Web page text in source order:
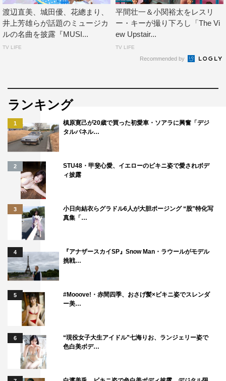
語った。
また今回、フレッシュなキャストが多いこともこの作品の
大きな魅力といえるだろう。それについて、ソニー役の阪
って（笑）」と。
「でも役柄も相まってか、皆さんには本当にかわいがって
いただいています。ただ東君に関しては僕の方が年上なん
目線を投げかけると、東が「そんなことないですよ！ 大
先輩です！」と即座にフォローするなど、微笑ましい関係
性を垣間見せた。
劇中、宝くじで大金が当たる展開が出てくることにちな
渡辺直美、城田優、花總まり、
井上芳雄らが話題のミュージカ
ルの名曲を披露『MUSI...
TV LIFE
平間壮一＆小関裕太をレスリ
ー・キーが撮り下ろし「The Vi
ew Upstair...
TV LIFE
Recommended by
ランキング
1
槙原寛己が20歳で買った初愛車・ソアラに興奮「デジ
タルパネル…
2
STU48・甲斐心愛、イエローのビキニ姿で愛されボデ
ィ披露
3
小日向結衣らグラドル6人が大胆ポージング “股”特化写
真集「…
4
『アナザースカイSP』Snow Man・ラウールがモデル
挑戦…
5
#Mooove!・赤間四季、おさげ髪×ビキニ姿でスレンダ
ー美…
6
“現役女子大生アイドル”七海りお、ランジェリー姿で
色白美ボデ…